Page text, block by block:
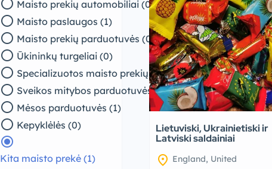
radio_button_unchecked Maisto prekių automobiliai (0)
radio_button_unchecked Maisto paslaugos (1)
radio_button_unchecked Maisto prekių parduotuvės (0)
radio_button_unchecked Ūkininkų turgeliai (0)
radio_button_unchecked Specializuotos maisto prekių parduotuvės (0)
radio_button_unchecked Sveikos mitybos parduotuvės (0)
radio_button_unchecked Mėsos parduotuvės (1)
radio_button_unchecked Kepyklėlės (0)
radio_button_checked
Kita maisto prekė (1)
Lietuviski, Ukrainietiski ir
Latviski saldainiai
location_on England, United